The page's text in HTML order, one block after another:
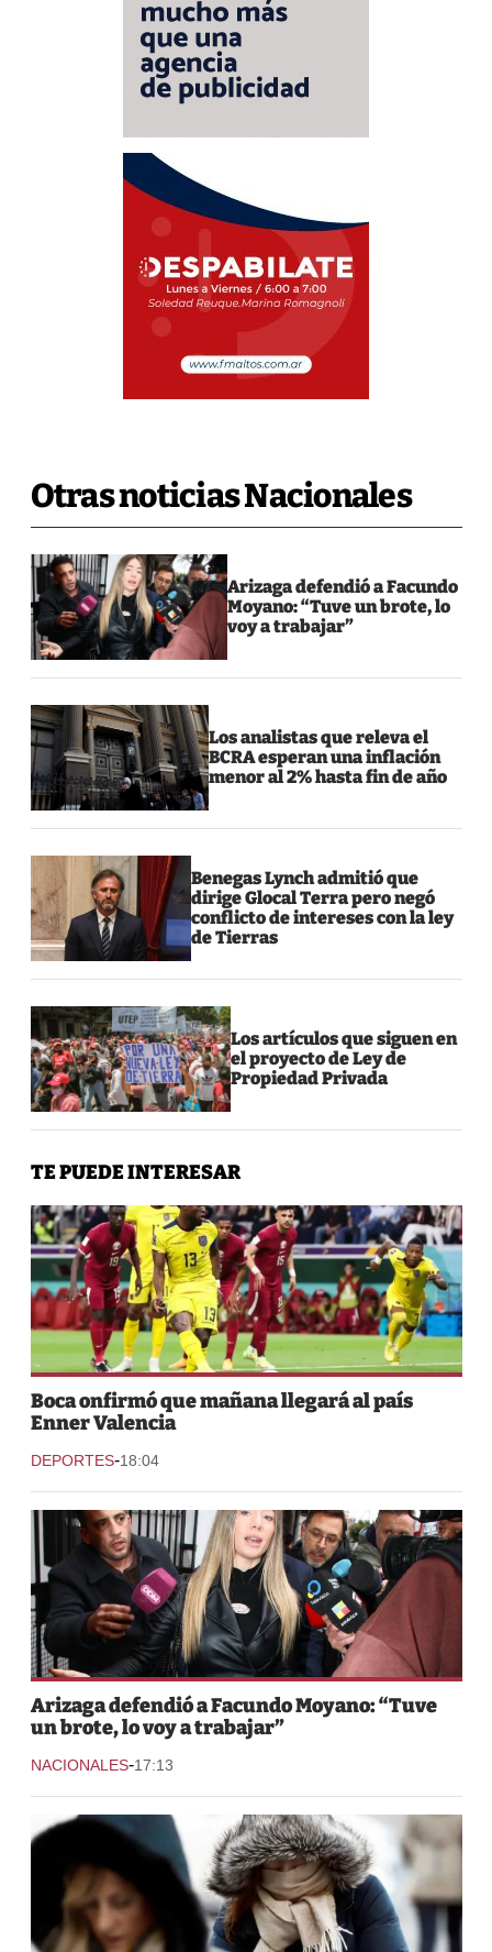
Otras noticias Nacionales
Arizaga defendió a Facundo
Moyano: “Tuve un brote, lo
voy a trabajar”
Los analistas que releva el
BCRA esperan una inflación
menor al 2% hasta fin de año
Benegas Lynch admitió que
dirige Glocal Terra pero negó
conflicto de intereses con la ley
de Tierras
Los artículos que siguen en
el proyecto de Ley de
Propiedad Privada
TE PUEDE INTERESAR
Boca onfirmó que mañana llegará al país
Enner Valencia
DEPORTES-18:04
Arizaga defendió a Facundo Moyano: “Tuve
un brote, lo voy a trabajar”
NACIONALES-17:13